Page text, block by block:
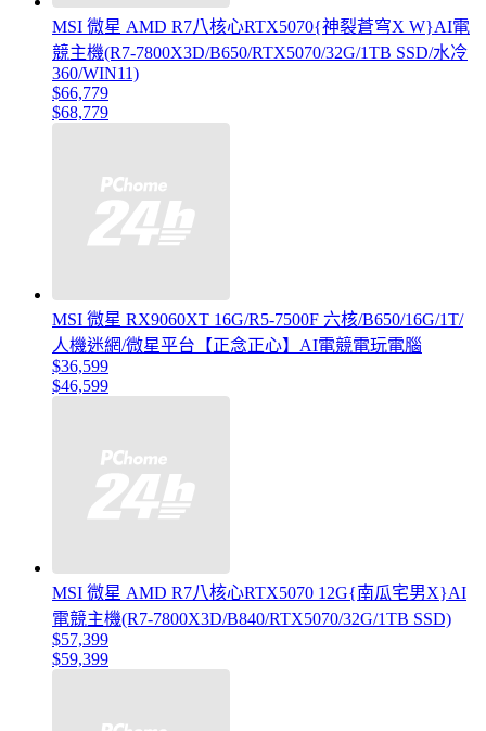
MSI 微星 AMD R7八核心RTX5070{神裂蒼穹X W}AI電
競主機(R7-7800X3D/B650/RTX5070/32G/1TB SSD/水冷
360/WIN11)
$66,779
$68,779
MSI 微星 RX9060XT 16G/R5-7500F 六核/B650/16G/1T/
人機迷網/微星平台【正念正心】AI電競電玩電腦
$36,599
$46,599
MSI 微星 AMD R7八核心RTX5070 12G{南瓜宅男X}AI
電競主機(R7-7800X3D/B840/RTX5070/32G/1TB SSD)
$57,399
$59,399